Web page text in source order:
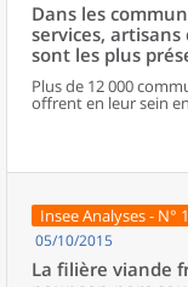
Dans les
services,
sont les plus
Plus de 12 000
offrent en leur sein
Dans ces
boulangeries ou les
services de
dans des communes
encore plus large.
possèdent aucun.
Insee Analyses - N°
05/10/2015
La filière viande